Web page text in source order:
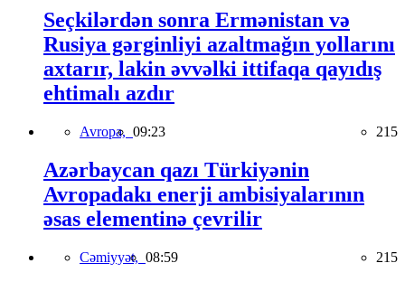
Seçkilərdən sonra Ermənistan və
Rusiya gərginliyi azaltmağın yollarını
axtarır, lakin əvvəlki ittifaqa qayıdış
ehtimalı azdır
Avropa, 09:23 215
Azərbaycan qazı Türkiyənin
Avropadakı enerji ambisiyalarının
əsas elementinə çevrilir
Cəmiyyət, 08:59 215